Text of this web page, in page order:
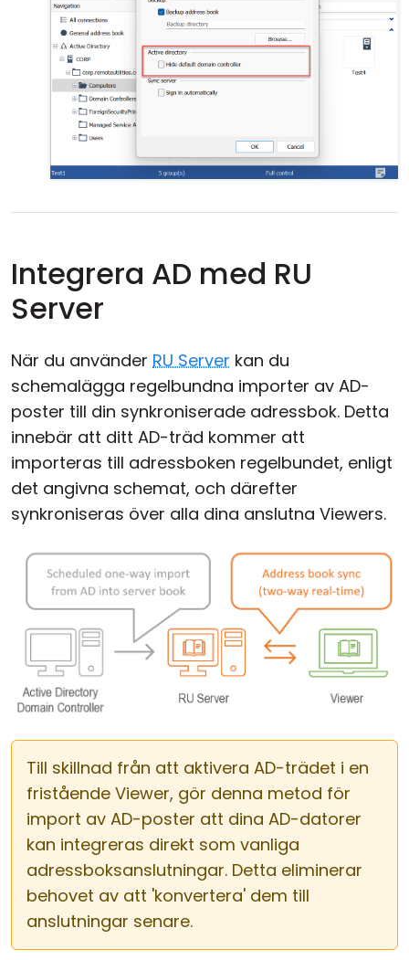
Integrera AD med RU
Server
När du använder RU Server kan du
schemalägga regelbundna importer av AD-
poster till din synkroniserade adressbok. Detta
innebär att ditt AD-träd kommer att
importeras till adressboken regelbundet, enligt
det angivna schemat, och därefter
synkroniseras över alla dina anslutna Viewers.
Till skillnad från att aktivera AD-trädet i en
fristående Viewer, gör denna metod för
import av AD-poster att dina AD-datorer
kan integreras direkt som vanliga
adressboksanslutningar. Detta eliminerar
behovet av att 'konvertera' dem till
anslutningar senare.